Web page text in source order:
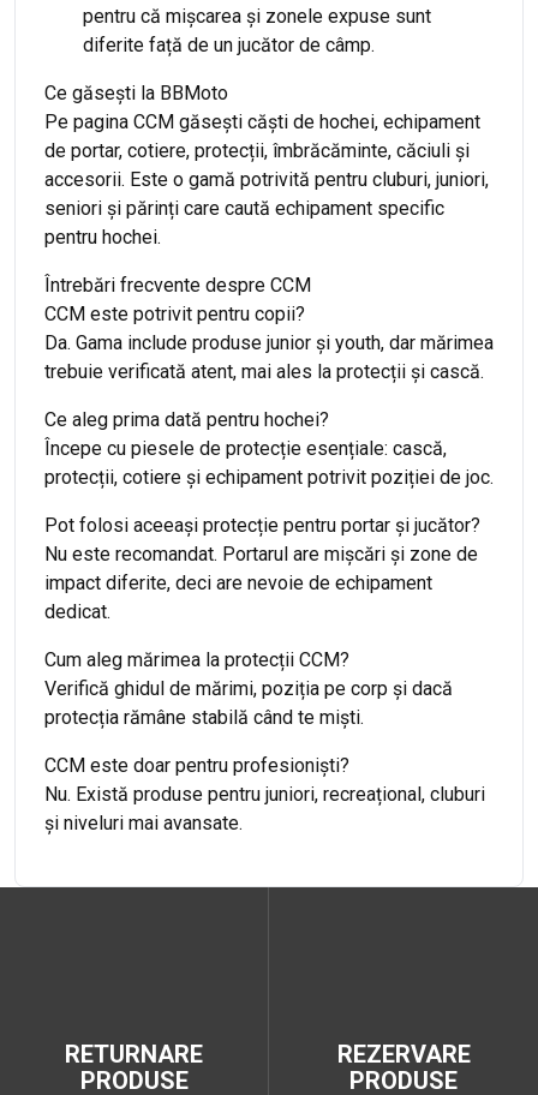
pentru că mișcarea și zonele expuse sunt
diferite față de un jucător de câmp.
Ce găsești la BBMoto
Pe pagina CCM găsești căști de hochei, echipament
de portar, cotiere, protecții, îmbrăcăminte, căciuli și
accesorii. Este o gamă potrivită pentru cluburi, juniori,
seniori și părinți care caută echipament specific
pentru hochei.
Întrebări frecvente despre CCM
CCM este potrivit pentru copii?
Da. Gama include produse junior și youth, dar mărimea
trebuie verificată atent, mai ales la protecții și cască.
Ce aleg prima dată pentru hochei?
Începe cu piesele de protecție esențiale: cască,
protecții, cotiere și echipament potrivit poziției de joc.
Pot folosi aceeași protecție pentru portar și jucător?
Nu este recomandat. Portarul are mișcări și zone de
impact diferite, deci are nevoie de echipament
dedicat.
Cum aleg mărimea la protecții CCM?
Verifică ghidul de mărimi, poziția pe corp și dacă
protecția rămâne stabilă când te miști.
CCM este doar pentru profesioniști?
Nu. Există produse pentru juniori, recreațional, cluburi
și niveluri mai avansate.
RETURNARE
PRODUSE
REZERVARE
PRODUSE